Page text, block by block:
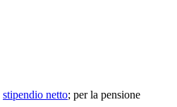
stipendio netto; per la pensione